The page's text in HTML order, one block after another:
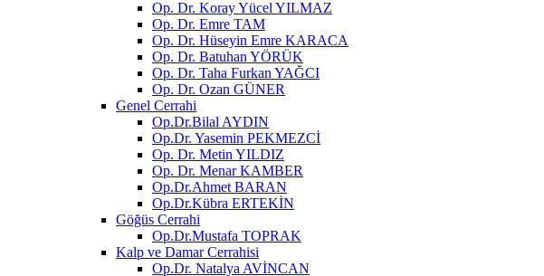
Op. Dr. Koray Yücel YILMAZ
Op. Dr. Emre TAM
Op. Dr. Hüseyin Emre KARACA
Op. Dr. Batuhan YÖRÜK
Op. Dr. Taha Furkan YAĞCI
Op. Dr. Ozan GÜNER
Genel Cerrahi
Op.Dr.Bilal AYDIN
Op.Dr. Yasemin PEKMEZCİ
Op. Dr. Metin YILDIZ
Op. Dr. Menar KAMBER
Op.Dr.Ahmet BARAN
Op.Dr.Kübra ERTEKİN
Göğüs Cerrahi
Op.Dr.Mustafa TOPRAK
Kalp ve Damar Cerrahisi
Op.Dr. Natalya AVİNCAN